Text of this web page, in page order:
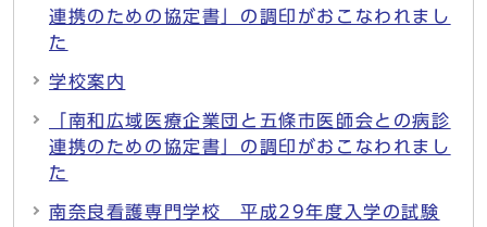
連携のための協定書」の調印がおこなわれまし
た
学校案内
「南和広域医療企業団と五條市医師会との病診
連携のための協定書」の調印がおこなわれまし
た
南奈良看護専門学校 平成29年度入学の試験